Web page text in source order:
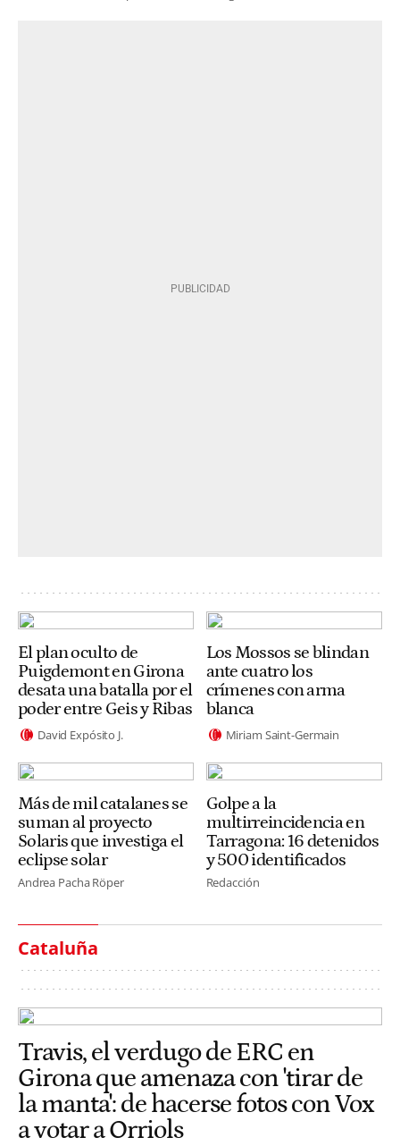
El plan oculto de
Puigdemont en Girona
desata una batalla por el
poder entre Geis y Ribas
David Expósito J.
Los Mossos se blindan
ante cuatro los
crímenes con arma
blanca
Miriam Saint-Germain
Más de mil catalanes se
suman al proyecto
Solaris que investiga el
eclipse solar
Andrea Pacha Röper
Golpe a la
multirreincidencia en
Tarragona: 16 detenidos
y 500 identificados
Redacción
Cataluña
Travis, el verdugo de ERC en
Girona que amenaza con 'tirar de
la manta': de hacerse fotos con Vox
a votar a Orriols